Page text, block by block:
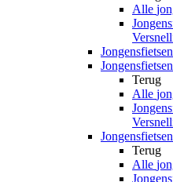
Alle
Terug
Alle
Terug
Alle